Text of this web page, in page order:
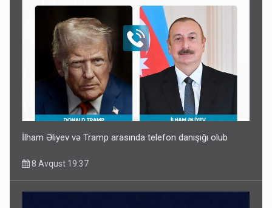
İlham Əliyev və Tramp arasında telefon danışığı olub
8 Avqust 19:37